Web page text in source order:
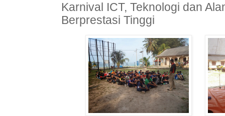
Karnival ICT, Teknologi dan
Berprestasi Tinggi